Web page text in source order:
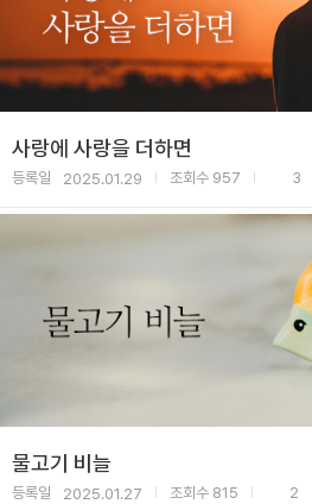
사랑에 사랑을 더하면
등록일 2025.01.29 조회수 957 3
물고기 비늘
등록일 2025.01.27 조회수 815 2